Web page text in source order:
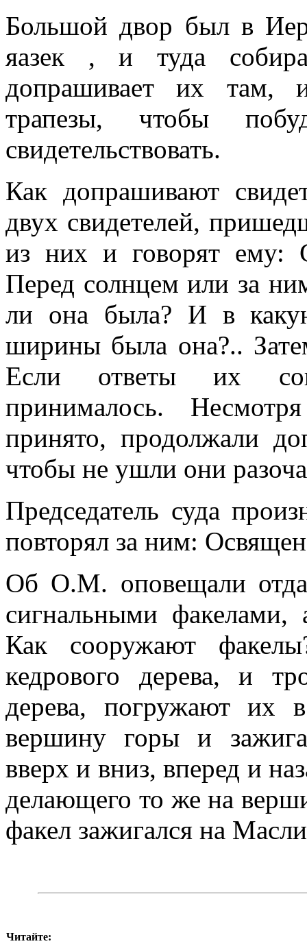
Большой двор был в
яазек , и туда
допрашивает их там,
трапезы, чтобы
свидетельствовать.
Как допрашивают
двух свидетелей,
из них и говорят ему:
Перед солнцем или за
ли она была? И в
ширины была она?..
Если ответы их
принималось.
принято, продолжали
чтобы не ушли они
Председатель суда
повторял за ним:
Об О.М. оповещали
сигнальными
Как сооружают
кедрового дерева, и
дерева, погружают их
вершину горы и
вверх и вниз, вперед и
делающего то же на
факел зажигался на
Читайте: